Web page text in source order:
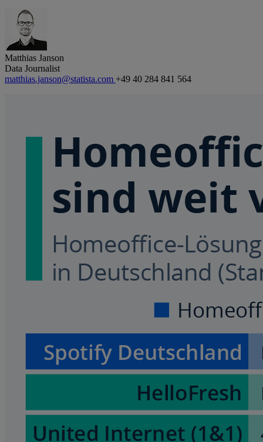
Matthias Janson
Data Journalist
matthias.janson@statista.com +49 40 284 841 564